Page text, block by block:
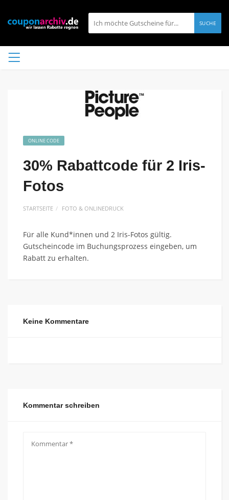
SUCHE
ONLINE CODE
30% Rabattcode für 2 Iris-
Fotos
STARTSEITE FOTO & ONLINEDRUCK
Für alle Kund*innen und 2 Iris-Fotos gültig.
Gutscheincode im Buchungsprozess eingeben, um
Rabatt zu erhalten.
Keine Kommentare
Kommentar schreiben